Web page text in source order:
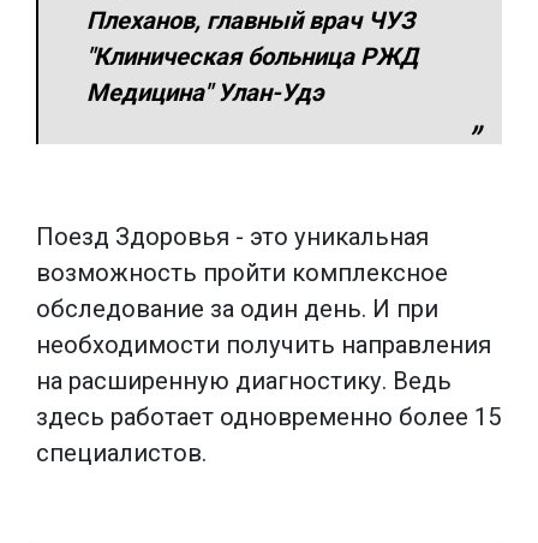
Плеханов, главный врач ЧУЗ
"Клиническая больница РЖД
Медицина" Улан-Удэ
Поезд Здоровья - это уникальная
возможность пройти комплексное
обследование за один день. И при
необходимости получить направления
на расширенную диагностику. Ведь
здесь работает одновременно более 15
специалистов.